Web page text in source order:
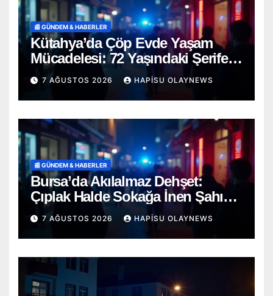
📰 GÜNDEM & HABERLER
Kütahya’da Çöp Evde Yaşam
Mücadelesi: 72 Yaşındaki Şerife
D. Mucizevi Şekilde Kurtarıldı
7 AĞUSTOS 2026 HAPISU OLAYNEWS
📰 GÜNDEM & HABERLER
Bursa’da Akılalmaz Dehşet:
Çıplak Halde Sokağa İnen Şahıs
Terör Estirdi!
7 AĞUSTOS 2026 HAPISU OLAYNEWS